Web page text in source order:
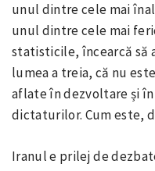
unul dintre cele mai
unul dintre cele mai
statisticile, încearcă să
lumea a treia, că nu
aflate în dezvoltare și
dictaturilor. Cum este,
Iranul e prilej de